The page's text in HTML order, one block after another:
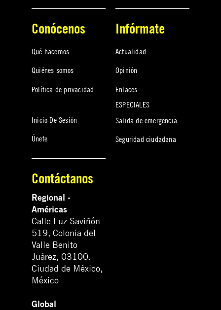
Conócenos
Qué hacemos
Quiénes somos
Política de privacidad
Inicio De Sesión
Únete
Infórmate
Actualidad
Opinión
Enlaces
ESPECIALES
Salida de emergencia
Seguridad ciudadana
Contáctanos
Regional -
Américas
Calle Luz Saviñón
519, Colonia del
Valle Benito
Juárez, 03100.
Ciudad de México,
México
Global